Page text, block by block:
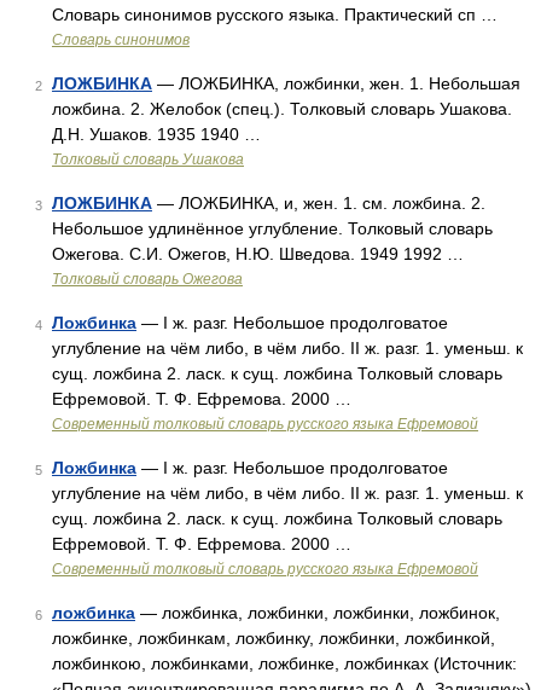
Словарь синонимов русского языка. Практический сп …
Словарь синонимов
2 ЛОЖБИНКА — ЛОЖБИНКА, ложбинки, жен. 1. Небольшая
ложбина. 2. Желобок (спец.). Толковый словарь Ушакова.
Д.Н. Ушаков. 1935 1940 …
Толковый словарь Ушакова
3 ЛОЖБИНКА — ЛОЖБИНКА, и, жен. 1. см. ложбина. 2.
Небольшое удлинённое углубление. Толковый словарь
Ожегова. С.И. Ожегов, Н.Ю. Шведова. 1949 1992 …
Толковый словарь Ожегова
4 Ложбинка — I ж. разг. Небольшое продолговатое
углубление на чём либо, в чём либо. II ж. разг. 1. уменьш. к
сущ. ложбина 2. ласк. к сущ. ложбина Толковый словарь
Ефремовой. Т. Ф. Ефремова. 2000 …
Современный толковый словарь русского языка Ефремовой
5 Ложбинка — I ж. разг. Небольшое продолговатое
углубление на чём либо, в чём либо. II ж. разг. 1. уменьш. к
сущ. ложбина 2. ласк. к сущ. ложбина Толковый словарь
Ефремовой. Т. Ф. Ефремова. 2000 …
Современный толковый словарь русского языка Ефремовой
6 ложбинка — ложбинка, ложбинки, ложбинки, ложбинок,
ложбинке, ложбинкам, ложбинку, ложбинки, ложбинкой,
ложбинкою, ложбинками, ложбинке, ложбинках (Источник: